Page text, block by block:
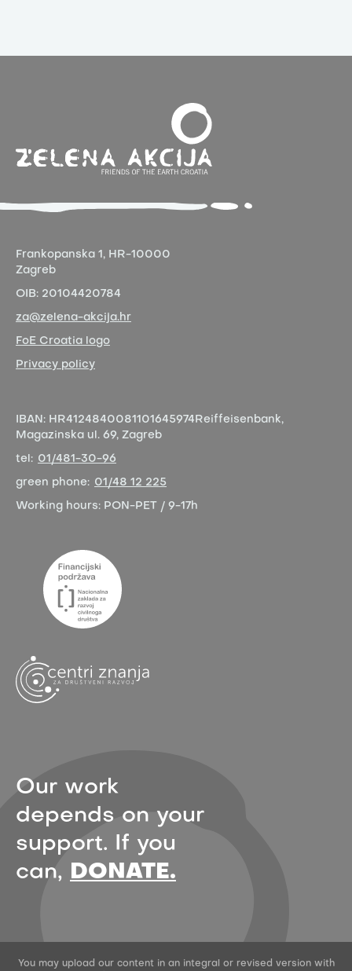
Frankopanska 1, HR-10000
Zagreb
OIB: 20104420784
za@zelena-akcija.hr
FoE Croatia logo
Privacy policy
IBAN: HR4124840081101645974 Reiffeisenbank,
Magazinska ul. 69, Zagreb
tel: 01/481-30-96
green phone: 01/48 12 225
Working hours: PON-PET / 9-17h
Our work
depends on your
support. If you
can,
DONATE.
You may upload our content in an integral or revised version with